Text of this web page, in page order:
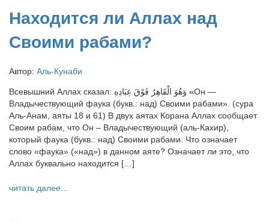
Находится ли Аллах над
Своими рабами?
Автор: Аль-Кунаби
Всевышний Аллах сказал: وَهُوَ الْقَاهِرُ فَوْقَ عِبَادِهِ «Он —
Владычествующий фаука (букв.: над) Своими рабами». (сура
Аль-Анам, аяты 18 и 61) В двух аятах Корана Аллах сообщает
Своим рабам, что Он – Владычествующий (аль-Кахир),
который фаука (букв.: над) Своими рабами. Что означает
слово «фаука» («над») в данном аяте? Означает ли это, что
Аллах буквально находится […]
читать далее...